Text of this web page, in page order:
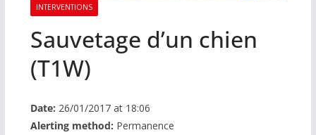
INTERVENTIONS
Sauvetage d’un chien
(T1W)
Date: 26/01/2017 at 18:06
Alerting method: Permanence